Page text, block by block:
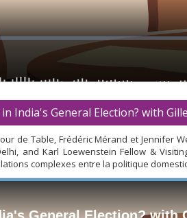
India's General Election? with
de Table, Frédéric Mérand et Jennifer
and Karl Loewenstein Fellow &
complexes entre la politique